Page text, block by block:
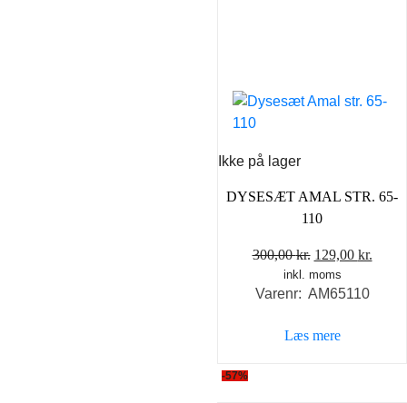
Ikke på lager
DYSESÆT AMAL STR. 65-
110
300,00kr. Den
oprindelige
pris
300,00 kr..
129,00 kr.
inkl. moms
Varenr: AM65110
Læs mere
-57%